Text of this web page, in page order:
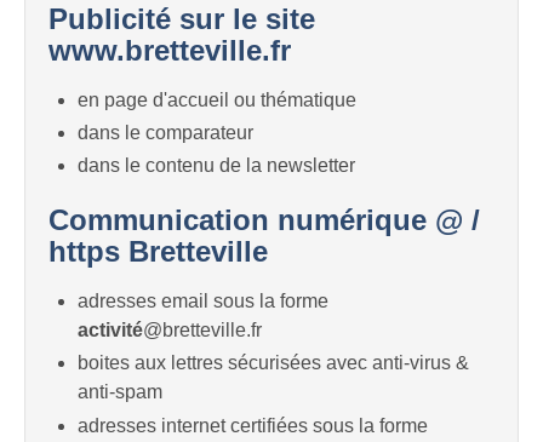
Publicité sur le site
www.bretteville.fr
en page d'accueil ou thématique
dans le comparateur
dans le contenu de la newsletter
Communication numérique @ /
https Bretteville
adresses email sous la forme
activité@bretteville.fr
boites aux lettres sécurisées avec anti-virus &
anti-spam
adresses internet certifiées sous la forme